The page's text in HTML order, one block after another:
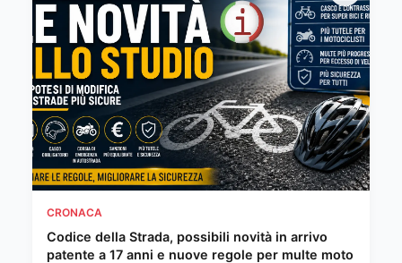
CRONACA
Codice della Strada, possibili novità in arrivo
patente a 17 anni e nuove regole per multe moto